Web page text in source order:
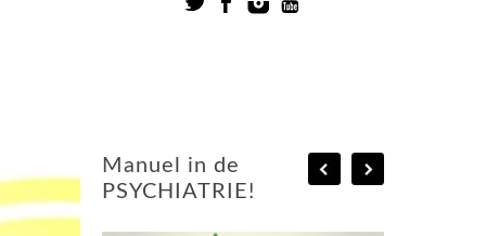
Manuel in de
PSYCHIATRIE!